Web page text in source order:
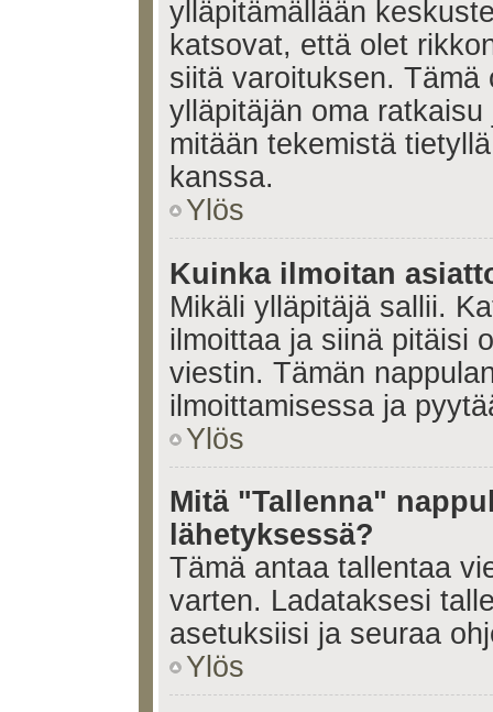
ylläpitämällään
katsovat, että olet
siitä varoituksen.
ylläpitäjän oma
mitään tekemistä
kanssa.
Ylös
Kuinka ilmoitan
Mikäli ylläpitäjä sallii.
ilmoittaa ja siinä pitäisi
viestin. Tämän
ilmoittamisessa ja
Ylös
Mitä "Tallenna"
lähetyksessä?
Tämä antaa tallentaa
varten. Ladataksesi
asetuksiisi ja seuraa
Ylös